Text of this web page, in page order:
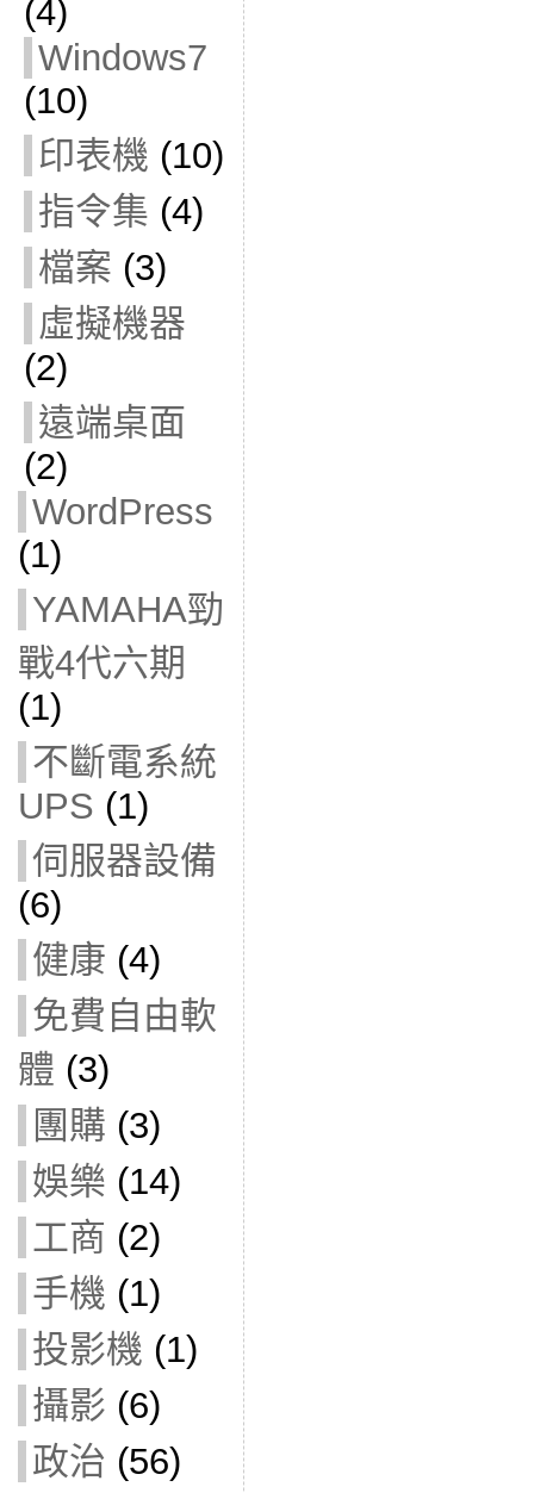
(4)
Windows7
(10)
印表機 (10)
指令集 (4)
檔案 (3)
虛擬機器
(2)
遠端桌面
(2)
WordPress
(1)
YAMAHA勁
戰4代六期
(1)
不斷電系統
UPS (1)
伺服器設備
(6)
健康 (4)
免費自由軟
體 (3)
團購 (3)
娛樂 (14)
工商 (2)
手機 (1)
投影機 (1)
攝影 (6)
政治 (56)